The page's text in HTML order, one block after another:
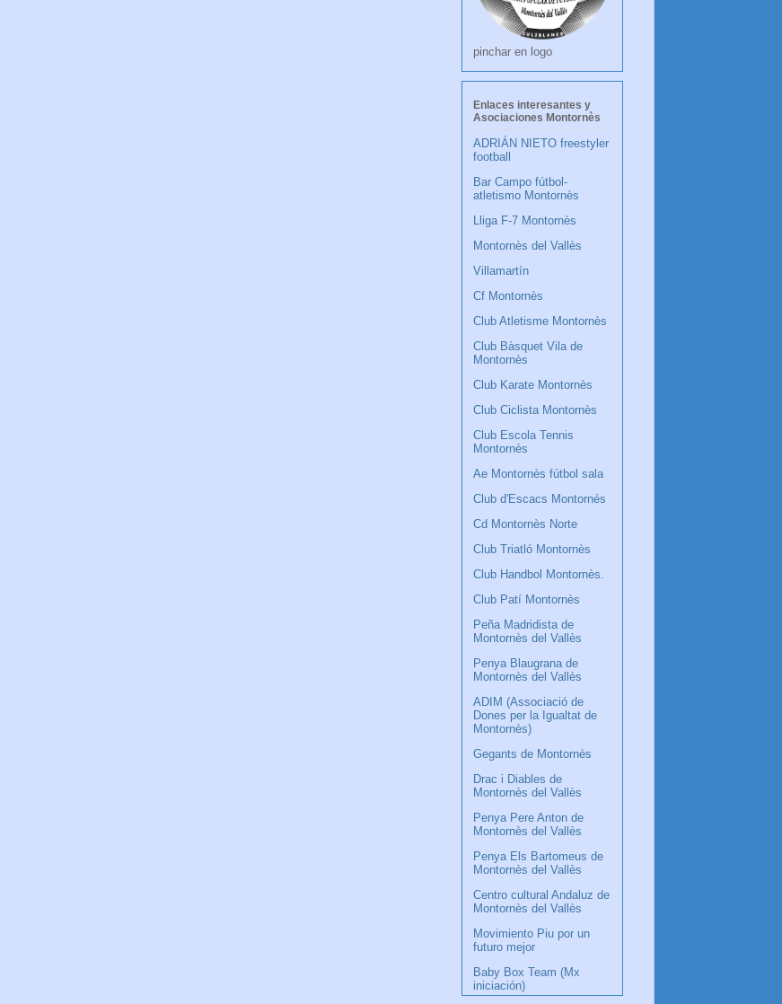
pinchar en logo
Enlaces interesantes y
Asociaciones Montornès
ADRIÁN NIETO freestyler
football
Bar Campo fútbol-
atletismo Montornès
Lliga F-7 Montornès
Montornès del Vallès
Villamartín
Cf Montornès
Club Atletisme Montornès
Club Bàsquet Vila de
Montornès
Club Karate Montornès
Club Ciclista Montornès
Club Escola Tennis
Montornès
Ae Montornès fútbol sala
Club d'Escacs Montornés
Cd Montornès Norte
Club Triatló Montornès
Club Handbol Montornès.
Club Patí Montornès
Peña Madridista de
Montornès del Vallès
Penya Blaugrana de
Montornès del Vallès
ADIM (Associació de
Dones per la Igualtat de
Montornès)
Gegants de Montornès
Drac i Diables de
Montornès del Vallès
Penya Pere Anton de
Montornès del Vallès
Penya Els Bartomeus de
Montornès del Vallès
Centro cultural Andaluz de
Montornès del Vallès
Movimiento Piu por un
futuro mejor
Baby Box Team (Mx
iniciación)